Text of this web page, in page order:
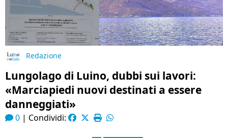
Redazione
Lungolago di Luino, dubbi sui lavori:
«Marciapiedi nuovi destinati a essere
danneggiati»
0 | Condividi: